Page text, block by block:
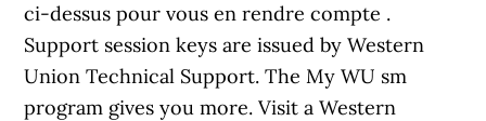
ci-dessus pour vous en rendre compte .
Support session keys are issued by Western
Union Technical Support. The My WU sm
program gives you more. Visit a Western